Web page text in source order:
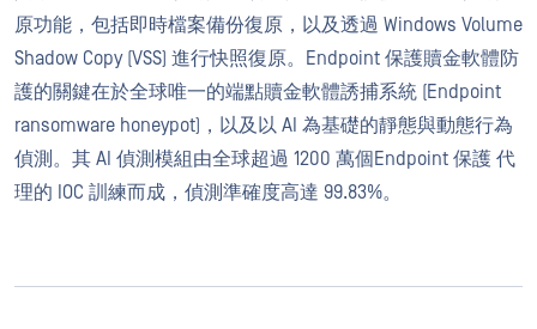
原功能，包括即時檔案備份復原，以及透過 Windows Volume
Shadow Copy (VSS) 進行快照復原。Endpoint 保護贖金軟體防
護的關鍵在於全球唯一的端點贖金軟體誘捕系統 (Endpoint
ransomware honeypot)，以及以 AI 為基礎的靜態與動態行為
偵測。其 AI 偵測模組由全球超過 1200 萬個Endpoint 保護 代
理的 IOC 訓練而成，偵測準確度高達 99.83%。